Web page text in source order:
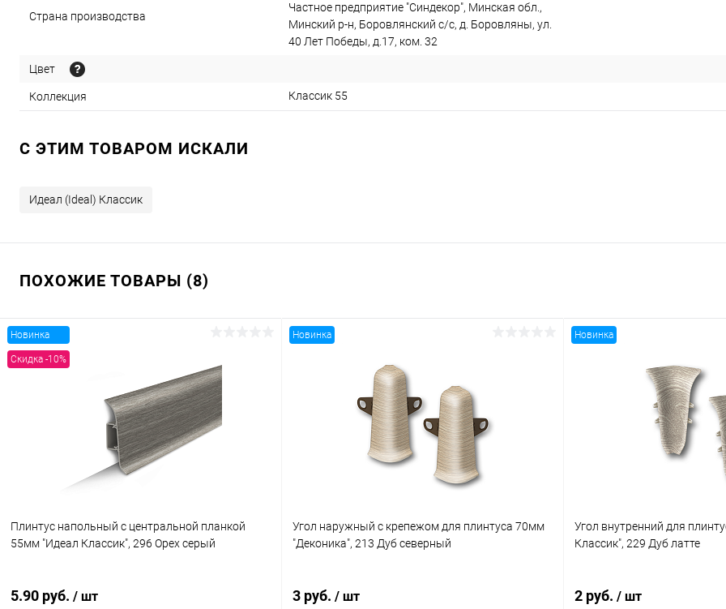
Страна производства
Частное предприятие "Синдекор", Минская обл.,
Минский р-н, Боровлянский с/с, д. Боровляны, ул.
40 Лет Победы, д.17, ком. 32
Цвет
Коллекция Классик 55
C ЭТИМ ТОВАРОМ ИСКАЛИ
Идеал (Ideal) Классик
ПОХОЖИЕ ТОВАРЫ (8)
Новинка
Скидка -10%
Плинтус напольный с центральной планкой
55мм "Идеал Классик", 296 Орех серый
5.90 руб. / шт
Новинка
Угол наружный с крепежом для плинтуса 70мм
"Деконика", 213 Дуб северный
3 руб. / шт
Новинка
Угол внутренний для
Классик", 229 Дуб латте
2 руб. / шт